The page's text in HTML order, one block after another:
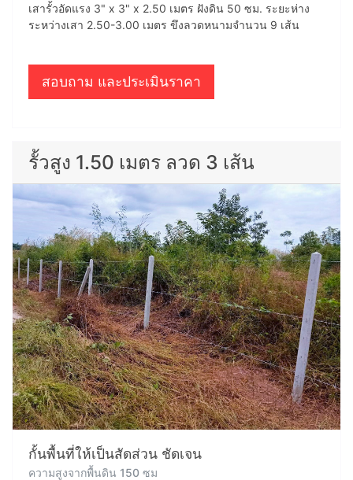
เสารั้วอัดแรง 3" x 3" x 2.50 เมตร ฝังดิน 50 ซม. ระยะห่าง
ระหว่างเสา 2.50-3.00 เมตร ขึงลวดหนามจำนวน 9 เส้น
สอบถาม และประเมินราคา
รั้วสูง 1.50 เมตร ลวด 3 เส้น
กั้นพื้นที่ให้เป็นสัดส่วน ชัดเจน
ความสูงจากพื้นดิน 150 ซม